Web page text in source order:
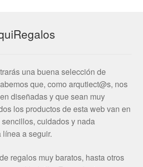
una buena selección de
que, como arqutiect@s, nos
diseñadas y que sean muy
los productos de esta web van en
cuidados y nada
a seguir.
regalos muy baratos, hasta otros